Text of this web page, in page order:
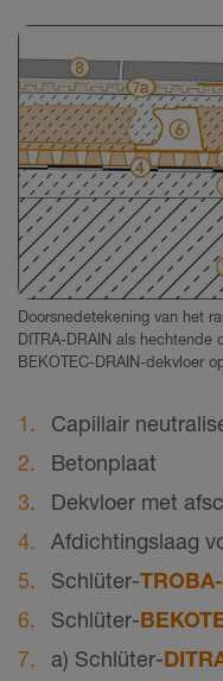
Doorsnedetekening van het
DITRA-DRAIN als
BEKOTEC-DRAIN-dekvloer
Capillair
Betonplaat
Dekvloer met
Afdichtingslaag
Schlüter-
Schlüter-
a) Schlüter-